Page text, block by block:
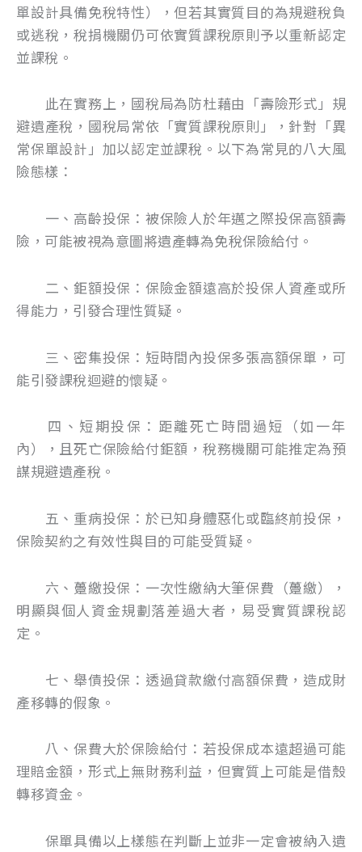
單設計具備免稅特性），但若其實質目的為規避稅負
或逃稅，稅捐機關仍可依實質課稅原則予以重新認定
並課稅。
此在實務上，國稅局為防杜藉由「壽險形式」規
避遺產稅，國稅局常依「實質課稅原則」，針對「異
常保單設計」加以認定並課稅。以下為常見的八大風
險態樣：
一、高齡投保：被保險人於年邁之際投保高額壽
險，可能被視為意圖將遺產轉為免稅保險給付。
二、鉅額投保：保險金額遠高於投保人資產或所
得能力，引發合理性質疑。
三、密集投保：短時間內投保多張高額保單，可
能引發課稅迴避的懷疑。
四、短期投保：距離死亡時間過短（如一年
內），且死亡保險給付鉅額，稅務機關可能推定為預
謀規避遺產稅。
五、重病投保：於已知身體惡化或臨終前投保，
保險契約之有效性與目的可能受質疑。
六、躉繳投保：一次性繳納大筆保費（躉繳），
明顯與個人資金規劃落差過大者，易受實質課稅認
定。
七、舉債投保：透過貸款繳付高額保費，造成財
產移轉的假象。
八、保費大於保險給付：若投保成本遠超過可能
理賠金額，形式上無財務利益，但實質上可能是借殼
轉移資金。
保單具備以上樣態在判斷上並非一定會被納入遺